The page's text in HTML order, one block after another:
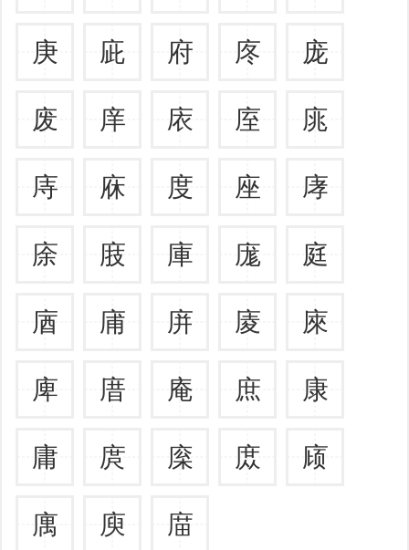
庚 庛 府 庝 庞
废 庠 庡 庢 庣
庤 庥 度 座 庨
庩 庪 庫 庬 庭
庮 庯 庰 庱 庲
庳 庴 庵 庶 康
庸 庹 庺 庻 庼
庽 庾 庿